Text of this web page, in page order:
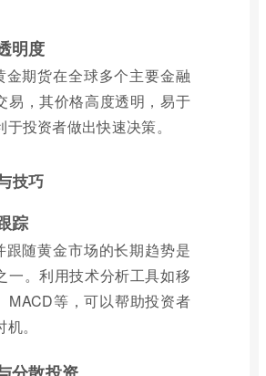
明度
金期货在全球多个主要金融
易，其价格高度透明，易于
投资者做出快速决策。
技巧
踪
跟随黄金市场的长期趋势是
一。利用技术分析工具如移
MACD等，可以帮助投资者
。